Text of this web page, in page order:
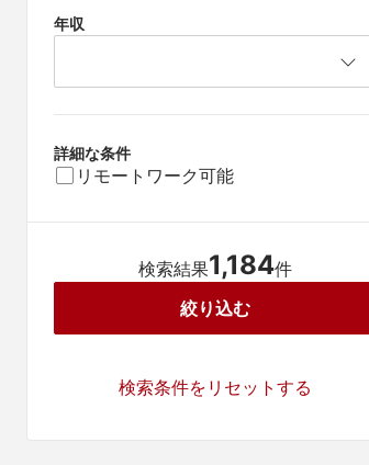
年収
詳細な条件
リモートワーク可能
検索結果1,184件
絞り込む
検索条件をリセットする